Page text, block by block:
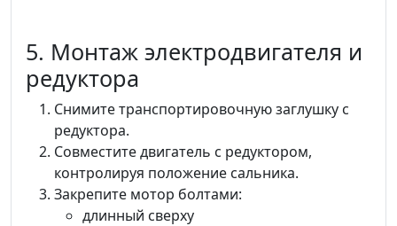
5. Монтаж электродвигателя и
редуктора
Снимите транспортировочную заглушку с
редуктора.
Совместите двигатель с редуктором,
контролируя положение сальника.
Закрепите мотор болтами:
длинный сверху